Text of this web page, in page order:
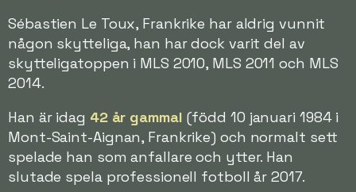
Sébastien Le Toux, Frankrike har aldrig vunnit
någon skytteliga, han har dock varit del av
skytteligatoppen i MLS 2010, MLS 2011 och MLS
2014.
Han är idag 42 år gammal (född 10 januari 1984 i
Mont-Saint-Aignan, Frankrike) och normalt sett
spelade han som anfallare och ytter. Han
slutade spela professionell fotboll år 2017.